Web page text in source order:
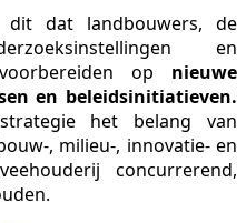
dit dat landbouwers, de
en
op nieuwe
en beleidsinitiatieven.
het belang van
, milieu-, innovatie- en
concurrerend,